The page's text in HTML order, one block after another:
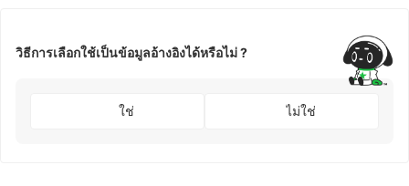
วิธีการเลือกใช้เป็นข้อมูลอ้างอิงได้หรือไม่ ?
ใช่ ไม่ใช่